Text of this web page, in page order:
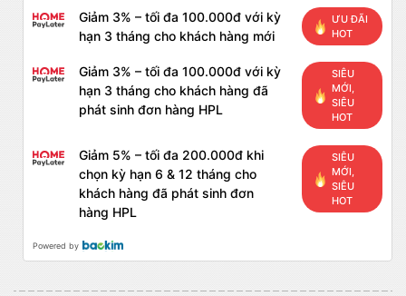
Giảm 3% – tối đa 100.000đ với kỳ
hạn 3 tháng cho khách hàng mới
ƯU ĐÃI
HOT
Giảm 3% – tối đa 100.000đ với kỳ
hạn 3 tháng cho khách hàng đã
phát sinh đơn hàng HPL
SIÊU
MỚI,
SIÊU
HOT
Giảm 5% – tối đa 200.000đ khi
chọn kỳ hạn 6 & 12 tháng cho
khách hàng đã phát sinh đơn
hàng HPL
SIÊU
MỚI,
SIÊU
HOT
Powered by